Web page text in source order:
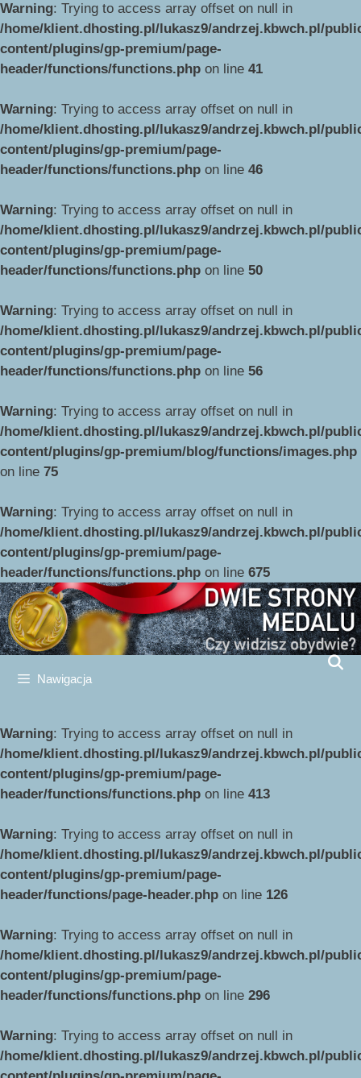
Warning: Trying to access array offset on null in
/home/klient.dhosting.pl/lukasz9/andrzej.kbwch.pl/
content/plugins/gp-premium/page-
header/functions/functions.php on line 41
Warning: Trying to access array offset on null in
/home/klient.dhosting.pl/lukasz9/andrzej.kbwch.pl/
content/plugins/gp-premium/page-
header/functions/functions.php on line 46
Warning: Trying to access array offset on null in
/home/klient.dhosting.pl/lukasz9/andrzej.kbwch.pl/
content/plugins/gp-premium/page-
header/functions/functions.php on line 50
Warning: Trying to access array offset on null in
/home/klient.dhosting.pl/lukasz9/andrzej.kbwch.pl/
content/plugins/gp-premium/page-
header/functions/functions.php on line 56
Warning: Trying to access array offset on null in
/home/klient.dhosting.pl/lukasz9/andrzej.kbwch.pl/
content/plugins/gp-premium/blog/functions/images.php
on line 75
do
treści
Warning: Trying to access array offset on null in
/home/klient.dhosting.pl/lukasz9/andrzej.kbwch.pl/
content/plugins/gp-premium/page-
header/functions/functions.php on line 675
Nawigacja
Warning: Trying to access array offset on null in
/home/klient.dhosting.pl/lukasz9/andrzej.kbwch.pl/
content/plugins/gp-premium/page-
header/functions/functions.php on line 413
Warning: Trying to access array offset on null in
/home/klient.dhosting.pl/lukasz9/andrzej.kbwch.pl/
content/plugins/gp-premium/page-
header/functions/page-header.php on line 126
Warning: Trying to access array offset on null in
/home/klient.dhosting.pl/lukasz9/andrzej.kbwch.pl/
content/plugins/gp-premium/page-
header/functions/functions.php on line 296
Warning: Trying to access array offset on null in
/home/klient.dhosting.pl/lukasz9/andrzej.kbwch.pl/